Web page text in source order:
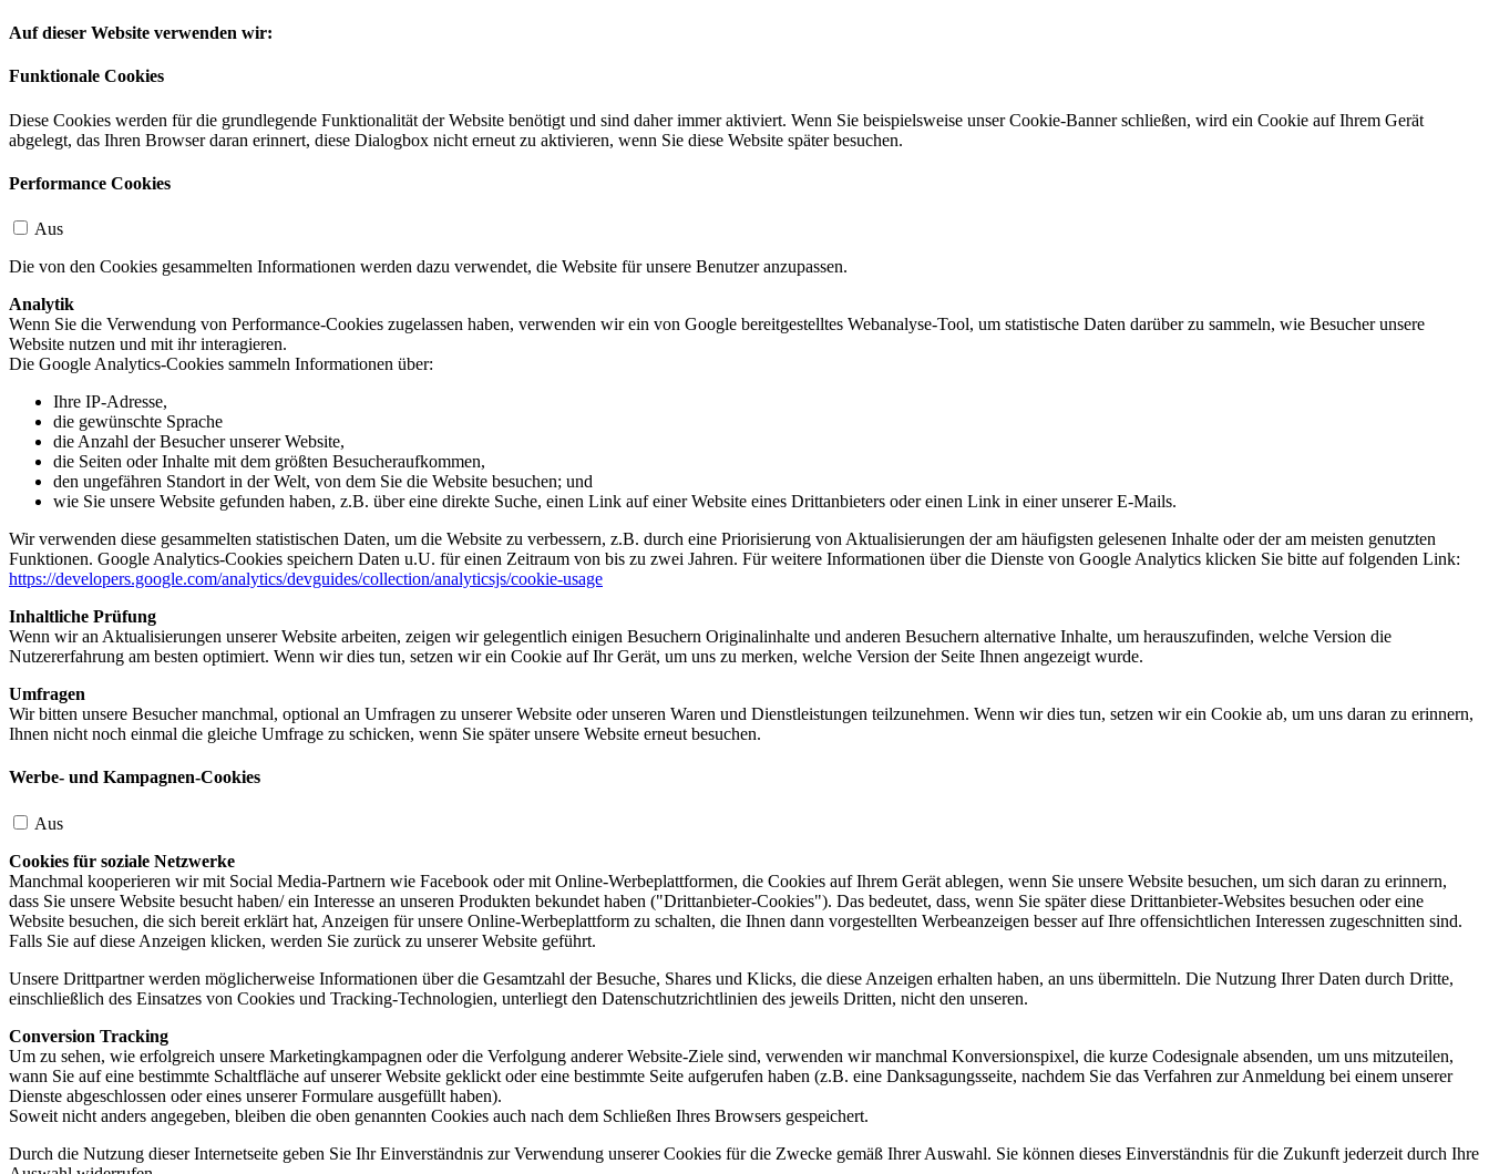
Auf dieser Website verwenden wir:
Funktionale Cookies
Diese Cookies werden für die grundlegende Funktionalität der Website benötigt und sind daher immer aktiviert. Wenn Sie beispielsweise unser Cookie-Banner schließen, wird ein Cookie auf Ihrem Gerät
abgelegt, das Ihren Browser daran erinnert, diese Dialogbox nicht erneut zu aktivieren, wenn Sie diese Website später besuchen.
Performance Cookies
Aus
Die von den Cookies gesammelten Informationen werden dazu verwendet, die Website für unsere Benutzer anzupassen.
Analytik
Wenn Sie die Verwendung von Performance-Cookies zugelassen haben, verwenden wir ein von Google bereitgestelltes Webanalyse-Tool, um statistische Daten darüber zu sammeln, wie Besucher unsere
Website nutzen und mit ihr interagieren.
Die Google Analytics-Cookies sammeln Informationen über:
Ihre IP-Adresse,
die gewünschte Sprache
die Anzahl der Besucher unserer Website,
die Seiten oder Inhalte mit dem größten Besucheraufkommen,
den ungefähren Standort in der Welt, von dem Sie die Website besuchen; und
wie Sie unsere Website gefunden haben, z.B. über eine direkte Suche, einen Link auf einer Website eines Drittanbieters oder einen Link in einer unserer E-Mails.
Wir verwenden diese gesammelten statistischen Daten, um die Website zu verbessern, z.B. durch eine Priorisierung von Aktualisierungen der am häufigsten gelesenen Inhalte oder der am meisten genutzten
Funktionen. Google Analytics-Cookies speichern Daten u.U. für einen Zeitraum von bis zu zwei Jahren. Für weitere Informationen über die Dienste von Google Analytics klicken Sie bitte auf folgenden Link:
https://developers.google.com/analytics/devguides/collection/analyticsjs/cookie-usage
Inhaltliche Prüfung
Wenn wir an Aktualisierungen unserer Website arbeiten, zeigen wir gelegentlich einigen Besuchern Originalinhalte und anderen Besuchern alternative Inhalte, um herauszufinden, welche Version die
Nutzererfahrung am besten optimiert. Wenn wir dies tun, setzen wir ein Cookie auf Ihr Gerät, um uns zu merken, welche Version der Seite Ihnen angezeigt wurde.
Umfragen
Wir bitten unsere Besucher manchmal, optional an Umfragen zu unserer Website oder unseren Waren und Dienstleistungen teilzunehmen. Wenn wir dies tun, setzen wir ein Cookie ab, um uns daran zu erinnern,
Ihnen nicht noch einmal die gleiche Umfrage zu schicken, wenn Sie später unsere Website erneut besuchen.
Werbe- und Kampagnen-Cookies
Aus
Cookies für soziale Netzwerke
Manchmal kooperieren wir mit Social Media-Partnern wie Facebook oder mit Online-Werbeplattformen, die Cookies auf Ihrem Gerät ablegen, wenn Sie unsere Website besuchen, um sich daran zu erinnern,
dass Sie unsere Website besucht haben/ ein Interesse an unseren Produkten bekundet haben ("Drittanbieter-Cookies"). Das bedeutet, dass, wenn Sie später diese Drittanbieter-Websites besuchen oder eine
Website besuchen, die sich bereit erklärt hat, Anzeigen für unsere Online-Werbeplattform zu schalten, die Ihnen dann vorgestellten Werbeanzeigen besser auf Ihre offensichtlichen Interessen zugeschnitten sind.
Falls Sie auf diese Anzeigen klicken, werden Sie zurück zu unserer Website geführt.
Unsere Drittpartner werden möglicherweise Informationen über die Gesamtzahl der Besuche, Shares und Klicks, die diese Anzeigen erhalten haben, an uns übermitteln. Die Nutzung Ihrer Daten durch Dritte,
einschließlich des Einsatzes von Cookies und Tracking-Technologien, unterliegt den Datenschutzrichtlinien des jeweils Dritten, nicht den unseren.
Conversion Tracking
Um zu sehen, wie erfolgreich unsere Marketingkampagnen oder die Verfolgung anderer Website-Ziele sind, verwenden wir manchmal Konversionspixel, die kurze Codesignale absenden, um uns mitzuteilen,
wann Sie auf eine bestimmte Schaltfläche auf unserer Website geklickt oder eine bestimmte Seite aufgerufen haben (z.B. eine Danksagungsseite, nachdem Sie das Verfahren zur Anmeldung bei einem unserer
Dienste abgeschlossen oder eines unserer Formulare ausgefüllt haben).
Soweit nicht anders angegeben, bleiben die oben genannten Cookies auch nach dem Schließen Ihres Browsers gespeichert.
Durch die Nutzung dieser Internetseite geben Sie Ihr Einverständnis zur Verwendung unserer Cookies für die Zwecke gemäß Ihrer Auswahl. Sie können dieses Einverständnis für die Zukunft jederzeit durch Ihre